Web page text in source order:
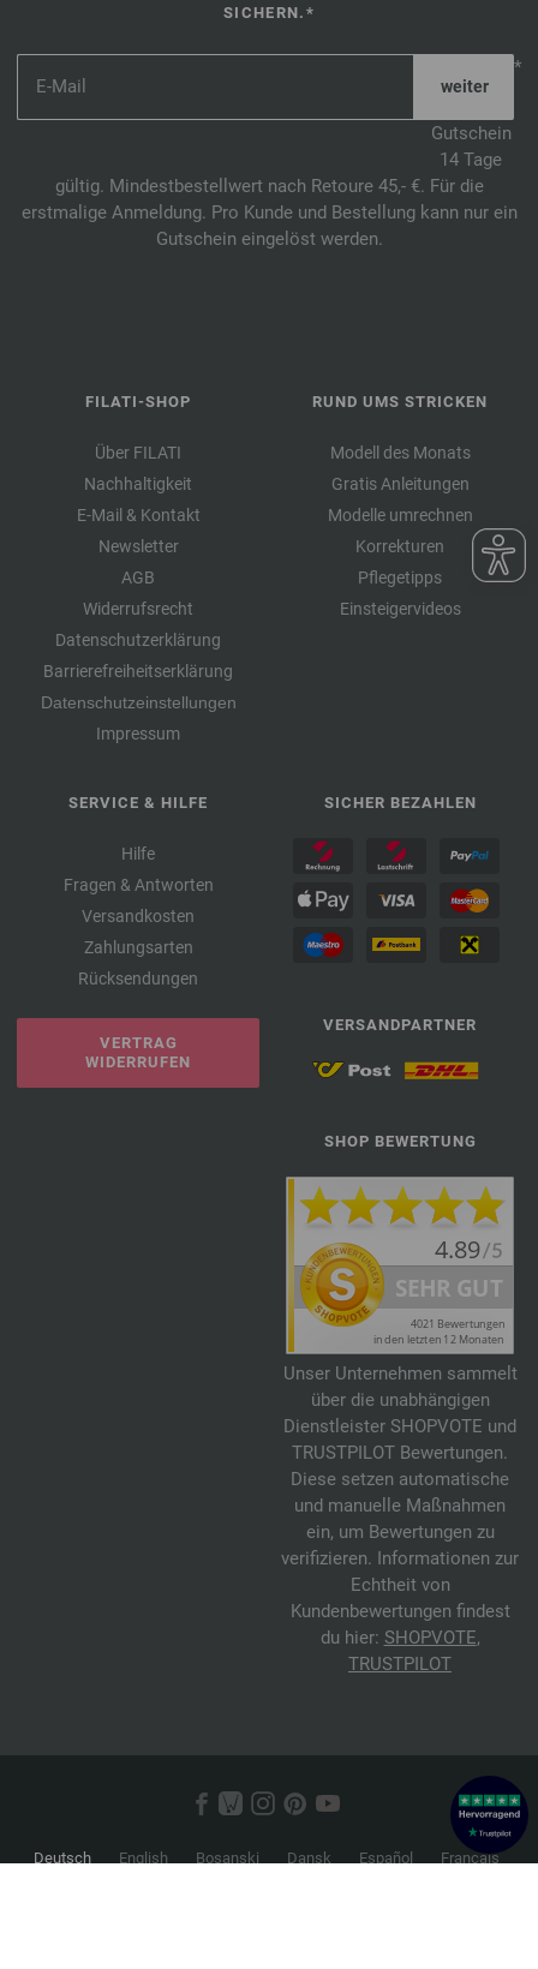
SICHERN.*
*
Gutschein
14 Tage
gültig. Mindestbestellwert nach Retoure 45,- €. Für die
erstmalige Anmeldung. Pro Kunde und Bestellung kann nur ein
Gutschein eingelöst werden.
FILATI-SHOP
Über FILATI
Nachhaltigkeit
E-Mail & Kontakt
Newsletter
AGB
Widerrufsrecht
Datenschutzerklärung
Barrierefreiheitserklärung
Datenschutzeinstellungen
Impressum
RUND UMS STRICKEN
Modell des Monats
Gratis Anleitungen
Modelle umrechnen
Korrekturen
Pflegetipps
Einsteigervideos
SERVICE & HILFE
Hilfe
Fragen & Antworten
Versandkosten
Zahlungsarten
Rücksendungen
VERTRAG
WIDERRUFEN
SICHER BEZAHLEN
VERSANDPARTNER
SHOP BEWERTUNG
Unser Unternehmen sammelt
über die unabhängigen
Dienstleister SHOPVOTE und
TRUSTPILOT Bewertungen.
Diese setzen automatische
und manuelle Maßnahmen
ein, um Bewertungen zu
verifizieren. Informationen zur
Echtheit von
Kundenbewertungen findest
du hier: SHOPVOTE,
TRUSTPILOT
Deutsch English Bosanski Dansk Español
Français